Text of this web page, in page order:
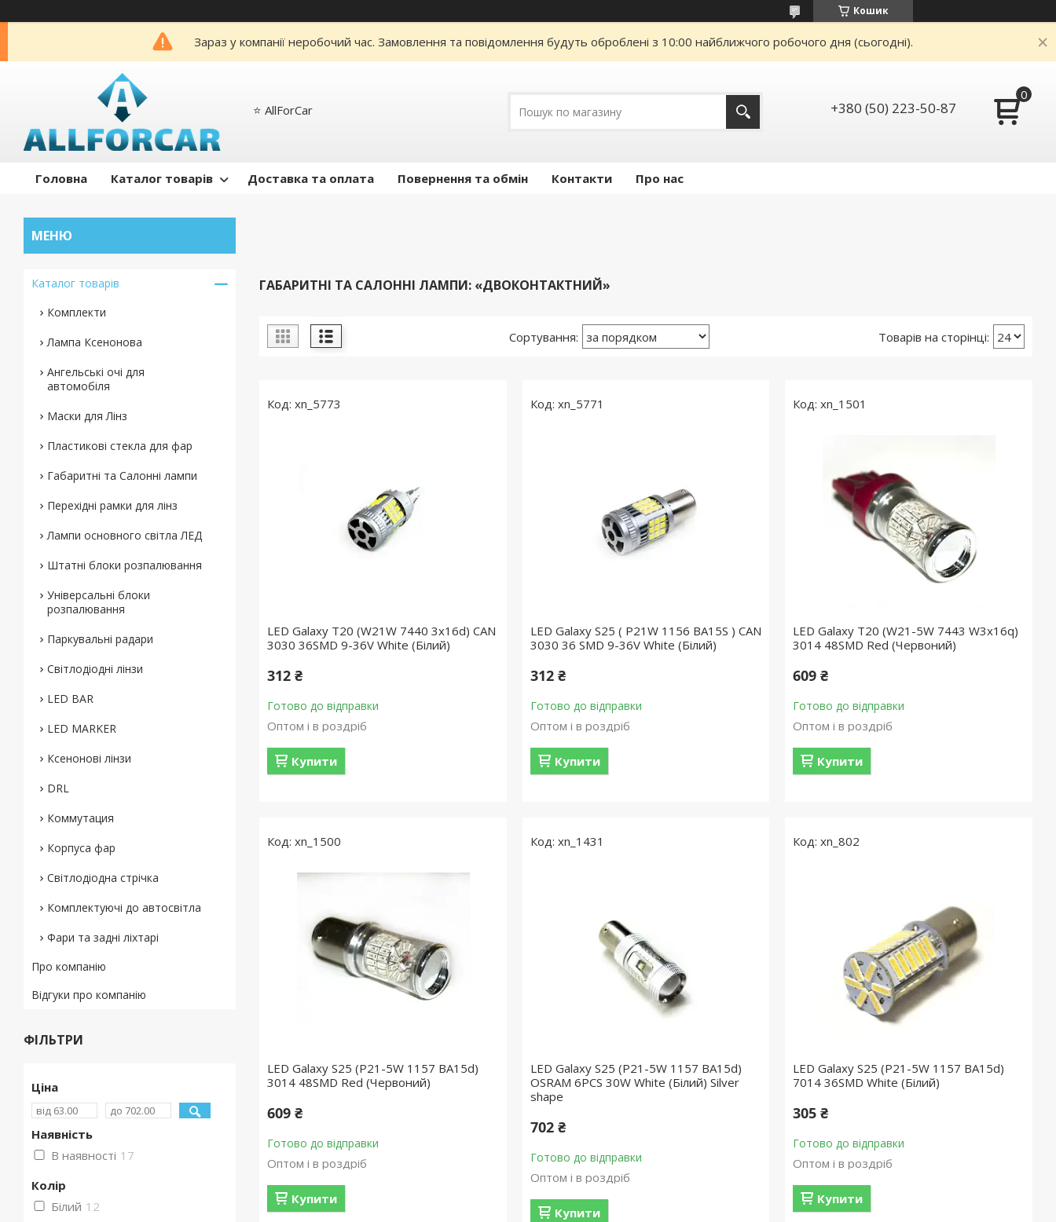
Кошик
Зараз у компанії неробочий час. Замовлення та повідомлення будуть оброблені з 10:00 найближчого робочого дня (сьогодні).
⭐️ AllForCar +380 (50) 223-50-87
Головна Каталог товарів Доставка та оплата Повернення та обмін Контакти Про нас
ГАБАРИТНІ ТА САЛОННІ ЛАМПИ: «ДВОКОНТАКТНИЙ»
xn_5773
LED Galaxy T20 (W21W 7440 3x16d) CAN
3030 36SMD 9-36V White (Білий)
312 ₴
Готово до відправки
Оптом і в роздріб
Купити
xn_5771
LED Galaxy S25 ( P21W 1156 BA15S ) CAN
3030 36 SMD 9-36V White (Білий)
312 ₴
Готово до відправки
Оптом і в роздріб
Купити
xn_1501
LED Galaxy T20 (W21-5W 7443 W3x16q)
3014 48SMD Red (Червоний)
609 ₴
Готово до відправки
Оптом і в роздріб
Купити
xn_1500
LED Galaxy S25 (P21-5W 1157 BA15d)
3014 48SMD Red (Червоний)
609 ₴
Готово до відправки
Оптом і в роздріб
Купити
xn_1431
LED Galaxy S25 (P21-5W 1157 BA15d)
OSRAM 6PCS 30W White (Білий) Silver
shape
702 ₴
Готово до відправки
Оптом і в роздріб
Купити
xn_802
LED Galaxy S25 (P21-5W 1157 BA15d)
7014 36SMD White (Білий)
305 ₴
Готово до відправки
Оптом і в роздріб
Купити
Каталог товарів
Комплекти
Лампа Ксенонова
Ангельські очі для
автомобіля
Маски для Лінз
Пластикові стекла для фар
Габаритні та Салонні лампи
Перехідні рамки для лінз
Лампи основного світла ЛЕД
Штатні блоки розпалювання
Універсальні блоки
розпалювання
Паркувальні радари
Світлодіодні лінзи
LED BAR
LED MARKER
Ксенонові лінзи
DRL
Коммутация
Корпуса фар
Світлодіодна стрічка
Комплектуючі до автосвітла
Фари та задні ліхтарі
Про компанію
Відгуки про компанію
ФІЛЬТРИ
Ціна
Наявність
В наявності 17
Колір
Білий 12